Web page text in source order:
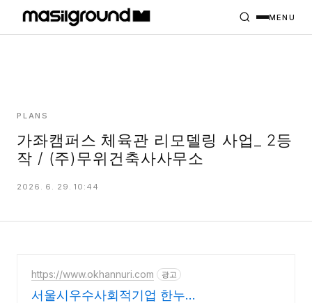
PROJECTS
MASILWIDE
MENU
PLANS
가좌캠퍼스 체육관 리모델링 사업_ 2등
작 / (주)무위건축사사무소
2026. 6. 29. 10:44
https://www.okhannuri.com 광고
서울시우수사회적기업 한누